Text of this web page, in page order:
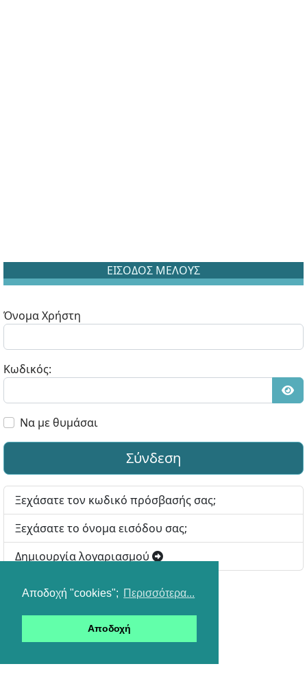
Αποδοχή "cookies"; Περισσότερα...
Αποδοχή
ΕΙΣΟΔΟΣ ΜΕΛΟΥΣ
Όνομα Χρήστη
Κωδικός:
Να με θυμάσαι
Σύνδεση
Ξεχάσατε τον κωδικό πρόσβασής σας;
Ξεχάσατε το όνομα εισόδου σας;
Δημιουργία λογαριασμού